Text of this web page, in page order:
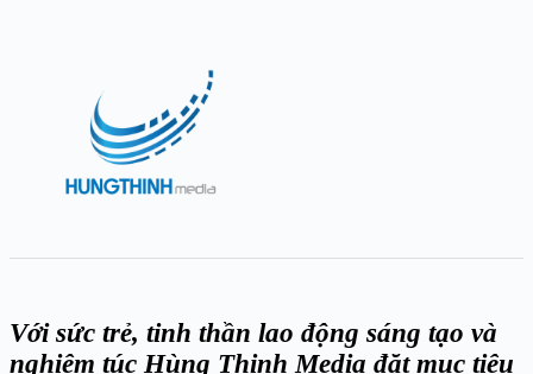
Với sức trẻ, tinh thần lao động sáng tạo và
nghiêm túc Hùng Thịnh Media đặt mục tiêu